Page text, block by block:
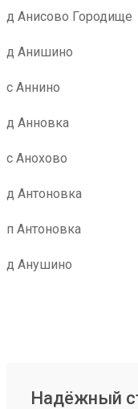
д Анисово Городище
д Анишино
с Аннино
д Анновка
с Анохово
д Антоновка
п Антоновка
д Анушино
Надёжный